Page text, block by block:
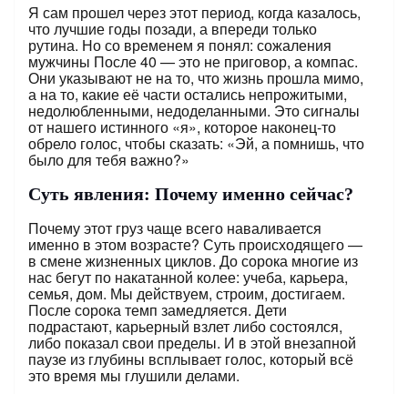
Я сам прошел через этот период, когда казалось,
что лучшие годы позади, а впереди только
рутина. Но со временем я понял: сожаления
мужчины После 40 — это не приговор, а компас.
Они указывают не на то, что жизнь прошла мимо,
а на то, какие её части остались непрожитыми,
недолюбленными, недоделанными. Это сигналы
от нашего истинного «я», которое наконец-то
обрело голос, чтобы сказать: «Эй, а помнишь, что
было для тебя важно?»
Суть явления: Почему именно сейчас?
Почему этот груз чаще всего наваливается
именно в этом возрасте? Суть происходящего —
в смене жизненных циклов. До сорока многие из
нас бегут по накатанной колее: учеба, карьера,
семья, дом. Мы действуем, строим, достигаем.
После сорока темп замедляется. Дети
подрастают, карьерный взлет либо состоялся,
либо показал свои пределы. И в этой внезапной
паузе из глубины всплывает голос, который всё
это время мы глушили делами.